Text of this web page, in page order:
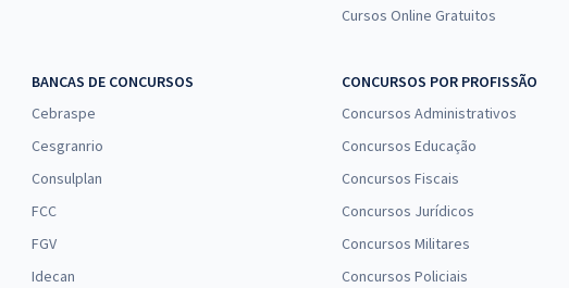
Cursos Online Gratuitos
BANCAS DE CONCURSOS
Cebraspe
Cesgranrio
Consulplan
FCC
FGV
Idecan
CONCURSOS POR PROFISSÃO
Concursos Administrativos
Concursos Educação
Concursos Fiscais
Concursos Jurídicos
Concursos Militares
Concursos Policiais